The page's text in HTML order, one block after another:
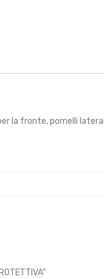
fronte, pomelli